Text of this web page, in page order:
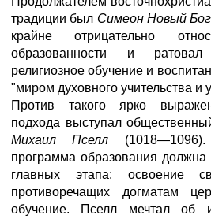
традиции был Симеон Новый
крайне отрицательно
образованности и
религиозное обучение и
"миром духовного учительства и
Против такого ярко
подхода выступал
Михаил Пселл
программа образования должна
главных этапа: освоение
противоречащих догматам
обучение. Пселл мечтал об